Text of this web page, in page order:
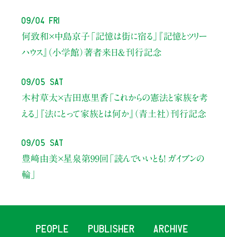
09/04 Fri
何致和×中島京子 「記憶は街に宿る」
『記憶とツリー
ハウス』（小学館）著者来日＆刊行記念
09/05 Sat
木村草太×吉田恵里香 「これからの憲法と家族を考
える」
『法にとって家族とは何か』（青土社）刊行記念
09/05 Sat
豊﨑由美×星泉 第99回「読んでいいとも！ ガイブンの
輪」
PEOPLE PUBLISHER ARCHIVE